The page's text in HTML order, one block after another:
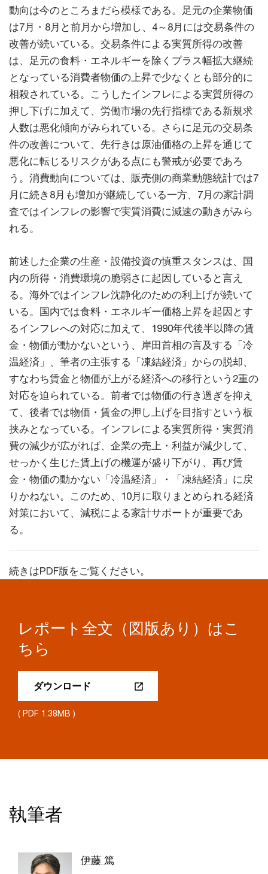
動向は今のところまだら模様である。足元の企業物価
は7月・8月と前月から増加し、4～8月には交易条件の
改善が続いている。交易条件による実質所得の改善
は、足元の食料・エネルギーを除くプラス幅拡大継続
となっている消費者物価の上昇で少なくとも部分的に
相殺されている。こうしたインフレによる実質所得の
押し下げに加えて、労働市場の先行指標である新規求
人数は悪化傾向がみられている。さらに足元の交易条
件の改善について、先行きは原油価格の上昇を通じて
悪化に転じるリスクがある点にも警戒が必要であろ
う。消費動向については、販売側の商業動態統計では7
月に続き8月も増加が継続している一方、7月の家計調
査ではインフレの影響で実質消費に減速の動きがみら
れる。
前述した企業の生産・設備投資の慎重スタンスは、国
内の所得・消費環境の脆弱さに起因していると言え
る。海外ではインフレ沈静化のための利上げが続いて
いる。国内では食料・エネルギー価格上昇を起因とす
るインフレへの対応に加えて、1990年代後半以降の賃
金・物価が動かないという、岸田首相の言及する「冷
温経済」、筆者の主張する「凍結経済」からの脱却、
すなわち賃金と物価が上がる経済への移行という2重の
対応を迫られている。前者では物価の行き過ぎを抑え
て、後者では物価・賃金の押し上げを目指すという板
挟みとなっている。インフレによる実質所得・実質消
費の減少が広がれば、企業の売上・利益が減少して、
せっかく生じた賃上げの機運が盛り下がり、再び賃
金・物価の動かない「冷温経済」・「凍結経済」に戻
りかねない。このため、10月に取りまとめられる経済
対策において、減税による家計サポートが重要であ
る。
続きはPDF版をご覧ください。
レポート全文（図版あり）はこ
ちら
ダウンロード
( PDF 1.38MB )
執筆者
伊藤 篤